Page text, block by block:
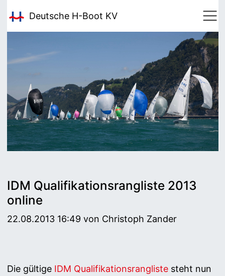
Deutsche H-Boot KV
IDM Qualifikationsrangliste 2013
online
22.08.2013 16:49 von Christoph Zander
Die gültige IDM Qualifikationsranglistesteht nun